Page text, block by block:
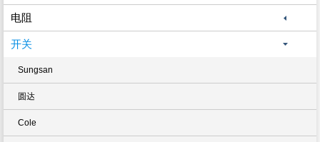
电阻
开关
Sungsan
圆达
Cole